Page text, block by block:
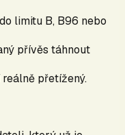
limitu B, B96 nebo
přívěs táhnout
přetížený.